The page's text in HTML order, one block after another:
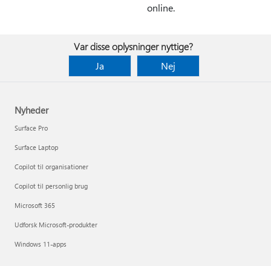
online.
Var disse oplysninger nyttige?
Ja
Nej
Nyheder
Surface Pro
Surface Laptop
Copilot til organisationer
Copilot til personlig brug
Microsoft 365
Udforsk Microsoft-produkter
Windows 11-apps